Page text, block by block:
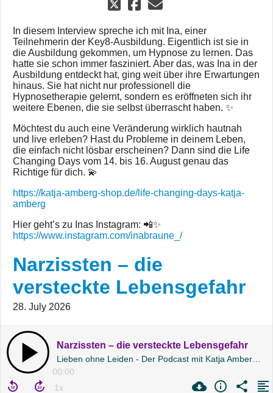
In diesem Interview spreche ich mit Ina, einer
Teilnehmerin der Key8-Ausbildung. Eigentlich ist sie in
die Ausbildung gekommen, um Hypnose zu lernen. Das
hatte sie schon immer fasziniert. Aber das, was Ina in der
Ausbildung entdeckt hat, ging weit über ihre Erwartungen
hinaus. Sie hat nicht nur professionell die
Hypnosetherapie gelernt, sondern es eröffneten sich ihr
weitere Ebenen, die sie selbst überrascht haben. ✨
Möchtest du auch eine Veränderung wirklich hautnah
und live erleben? Hast du Probleme in deinem Leben,
die einfach nicht lösbar erscheinen? Dann sind die Life
Changing Days vom 14. bis 16. August genau das
Richtige für dich. 💫
https://katja-amberg-shop.de/life-changing-days-katja-
amberg
Hier geht’s zu Inas Instagram: 📲✨
https://www.instagram.com/inabraune_/
Narzissten – die
versteckte Lebensgefahr
28. July 2026
Narzissten – die versteckte Lebensgefahr
00:00